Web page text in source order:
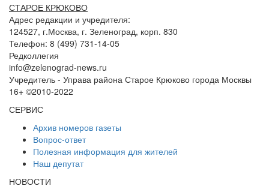
СТАРОЕ КРЮКОВО
Адрес редакции и учредителя:
124527, г.Москва, г. Зеленоград, корп. 830
Телефон: 8 (499) 731-14-05
Редколлегия
info@zelenograd-news.ru
Учредитель - Управа района Старое Крюково города Москвы
16+ ©2010-2022
СЕРВИС
Архив номеров газеты
Вопрос-ответ
Полезная информация для жителей
Наш депутат
НОВОСТИ